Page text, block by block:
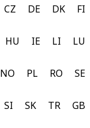
CZ DE DK FI
HU IE LI LU
NO PL RO SE
SI SK TR GB